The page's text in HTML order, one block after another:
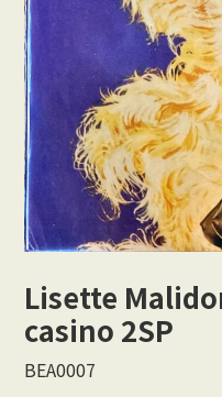
MUSIC
Chanson de jazz
Jazz
Brazil
Latin/World
Vocal
Rock/Beat
Japan
Lisette
casino 2SP
BEA0007